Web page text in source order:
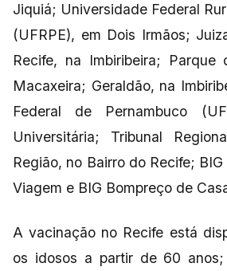
Jiquiá; Universidade Federal
(UFRPE), em Dois Irmãos;
Recife, na Imbiribeira; Parque
Macaxeira; Geraldão, na
Federal de Pernambuco
Universitária; Tribunal
Região, no Bairro do Recife;
Viagem e BIG Bompreço de
A vacinação no Recife está
os idosos a partir de 60 anos;